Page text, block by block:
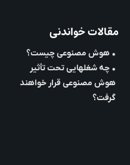
مقالات خواندنی
• هوش مصنوعی چیست؟
• چه شغلهایی تحت تأثیر
هوش مصنوعی قرار خواهند
گرفت؟